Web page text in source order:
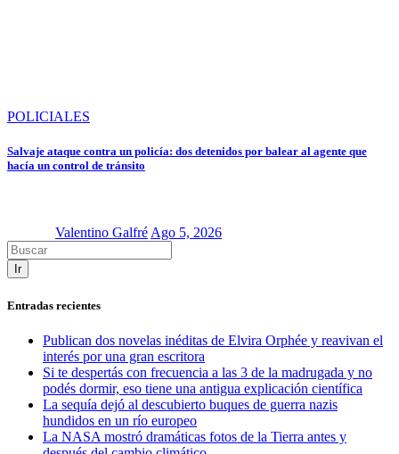
POLICIALES
Salvaje ataque contra un policía: dos detenidos por balear al agente que
hacía un control de tránsito
Valentino GalfréAgo 5, 2026
Ir
Entradas recientes
Publican dos novelas inéditas de Elvira Orphée y reavivan el
interés por una gran escritora
Si te despertás con frecuencia a las 3 de la madrugada y no
podés dormir, eso tiene una antigua explicación científica
La sequía dejó al descubierto buques de guerra nazis
hundidos en un río europeo
La NASA mostró dramáticas fotos de la Tierra antes y